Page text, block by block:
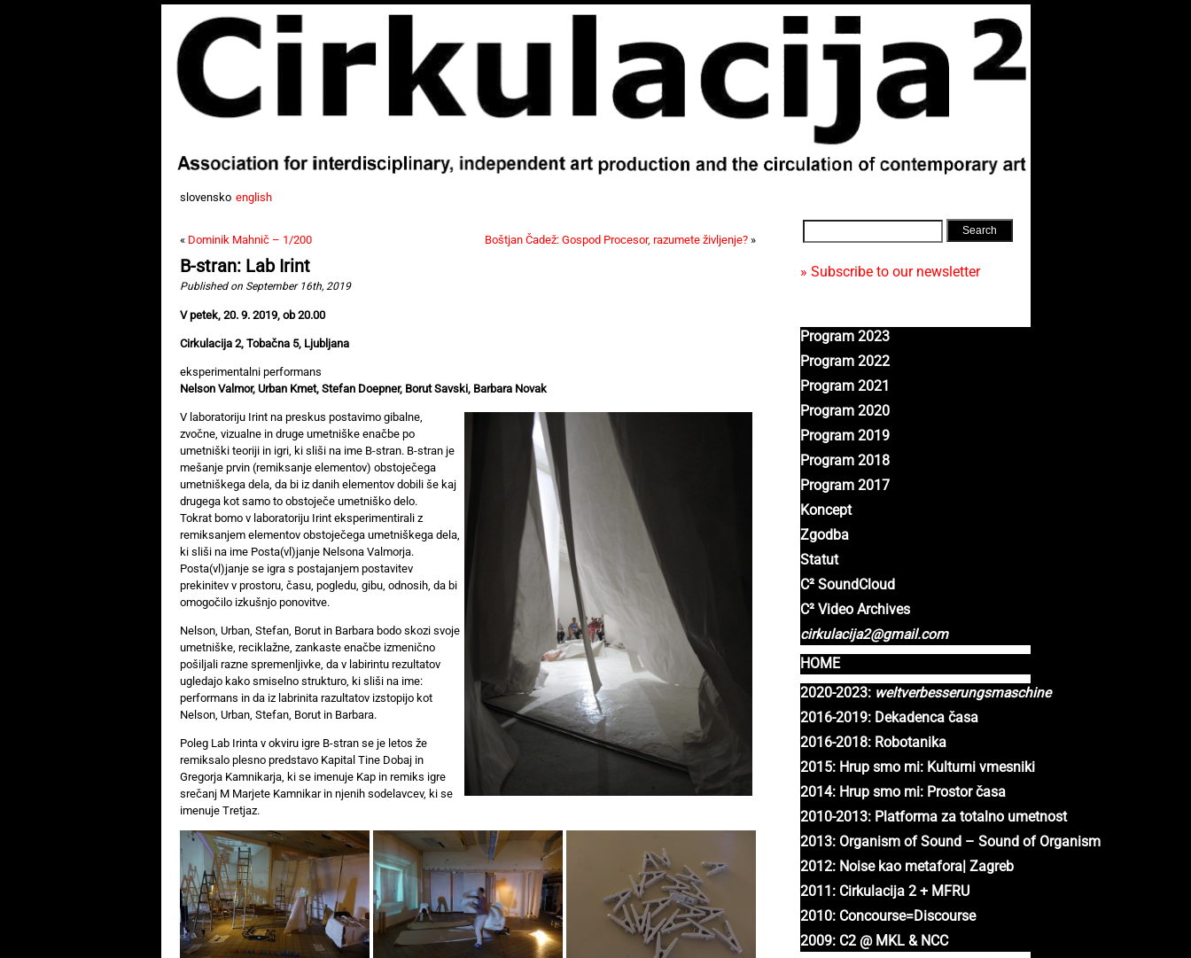
slovensko english
» Subscribe to our newsletter
Program 2023
Program 2022
Program 2021
Program 2020
Program 2019
Program 2018
Program 2017
Koncept
Zgodba
Statut
C² SoundCloud
C² Video Archives
cirkulacija2@gmail.com
HOME
2020-2023: weltverbesserungsmaschine
2016-2019: Dekadenca časa
2016-2018: Robotanika
2015: Hrup smo mi: Kulturni vmesniki
2014: Hrup smo mi: Prostor časa
2010-2013: Platforma za totalno umetnost
2013: Organism of Sound – Sound of Organism
2012: Noise kao metafora| Zagreb
2011: Cirkulacija 2 + MFRU
2010: Concourse=Discourse
2009: C2 @ MKL & NCC
« Dominik Mahnič – 1/200 Boštjan Čadež: Gospod Procesor, razumete življenje?»
B-stran: Lab Irint
Published on September 16th, 2019
V petek, 20. 9. 2019, ob 20.00
Cirkulacija 2, Tobačna 5, Ljubljana
eksperimentalni performans
Nelson Valmor, Urban Kmet, Stefan Doepner, Borut Savski, Barbara Novak
V laboratoriju Irint na preskus postavimo gibalne,
zvočne, vizualne in druge umetniške enačbe po
umetniški teoriji in igri, ki sliši na ime B-stran. B-stran je
mešanje prvin (remiksanje elementov) obstoječega
umetniškega dela, da bi iz danih elementov dobili še kaj
drugega kot samo to obstoječe umetniško delo.
Tokrat bomo v laboratoriju Irint eksperimentirali z
remiksanjem elementov obstoječega umetniškega dela,
ki sliši na ime Posta(vl)janje Nelsona Valmorja.
Posta(vl)janje se igra s postajanjem postavitev
prekinitev v prostoru, času, pogledu, gibu, odnosih, da bi
omogočilo izkušnjo ponovitve.
Nelson, Urban, Stefan, Borut in Barbara bodo skozi svoje
umetniške, reciklažne, zankaste enačbe izmenično
pošiljali razne spremenljivke, da v labirintu rezultatov
ugledajo kako smiselno strukturo, ki sliši na ime:
performans in da iz labrinita razultatov izstopijo kot
Nelson, Urban, Stefan, Borut in Barbara.
Poleg Lab Irinta v okviru igre B-stran se je letos že
remiksalo plesno predstavo Kapital Tine Dobaj in
Gregorja Kamnikarja, ki se imenuje Kap in remiks igre
srečanj M Marjete Kamnikar in njenih sodelavcev, ki se
imenuje Tretjaz.